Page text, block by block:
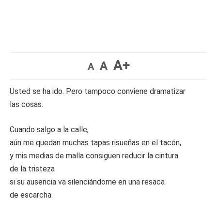
A A A+
Usted se ha ido. Pero tampoco conviene dramatizar
las cosas.
Cuando salgo a la calle,
aún me quedan muchas tapas risueñas en el tacón,
y mis medias de malla consiguen reducir la cintura
de la tristeza
si su ausencia va silenciándome en una resaca
de escarcha.